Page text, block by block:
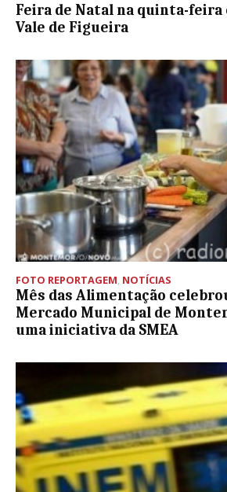
Feira de Natal na quinta-feira
Vale de Figueira
FOTO REPORTAGEM NOTÍCIAS
Mês das Alimentação
Mercado Municipal de
uma iniciativa da SMEA